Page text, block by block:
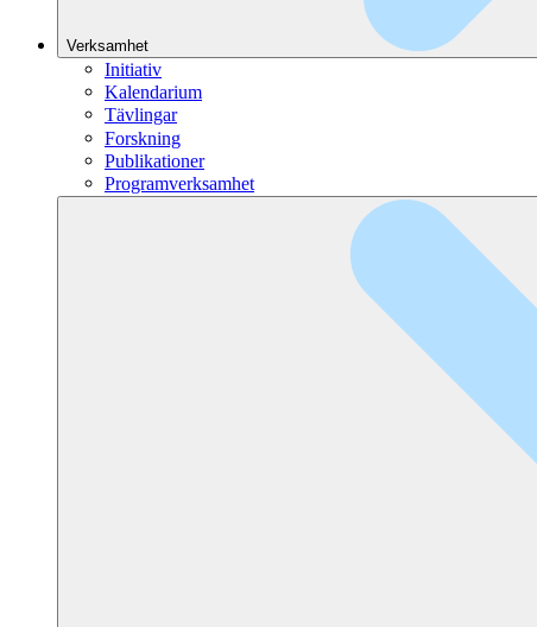
Verksamhet
Initiativ
Kalendarium
Tävlingar
Forskning
Publikationer
Programverksamhet